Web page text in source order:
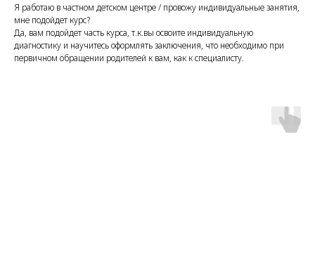
Я работаю в частном детском центре / провожу индивидуальные занятия,
мне подойдет курс?
Да, вам подойдет часть курса, т.к.вы освоите индивидуальную
диагностику и научитесь оформлять заключения, что необходимо при
первичном обращении родителей к вам, как к специалисту.